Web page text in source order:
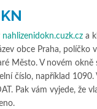
nahlizenidokn.cuzk.cz a
obce Praha,
Město. V novém
číslo, například
Pak vám vyjede, že